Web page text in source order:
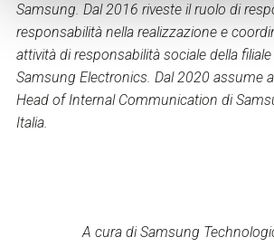
Samsung. Dal 2016 riveste il ruolo di
responsabilità nella realizzazione e
attività di responsabilità sociale della
Samsung Electronics. Dal 2020 assume
Head of Internal Communication di
Italia.
A cura di Samsung